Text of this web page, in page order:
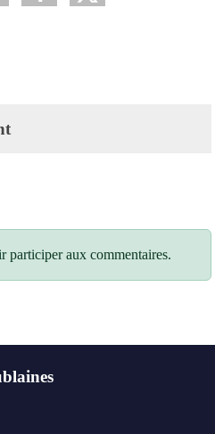
participer aux commentaires.